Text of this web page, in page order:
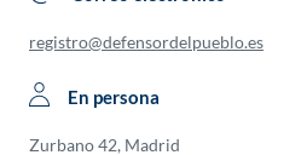
registro@defensordelpueblo.es
En persona
Zurbano 42, Madrid